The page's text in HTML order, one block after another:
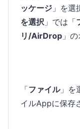
ッケージ 」を選
を選択 」では「
リ/AirDrop 」
「ファイル」を
イルAppに保存